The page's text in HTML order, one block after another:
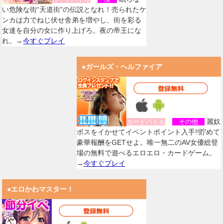
い危険な街“天道街”の伝説となれ！売られたケ
ンカは力でねじ伏せ舎弟を増やし、街を彩る
女達を自分の女に作り上げろ。夜の帝王にな
れ。→今すぐプレイ
●ガールズ・ヘルファイア
カードバトル その他
麗奴
ボスをイかせてイベントポイント入手!!貯めて
豪華報酬をGETせよ。唯一無二のAV女優総登
場の無料で遊べるエロエロ・カードゲーム。
→今すぐプレイ
●エロかわマスター！